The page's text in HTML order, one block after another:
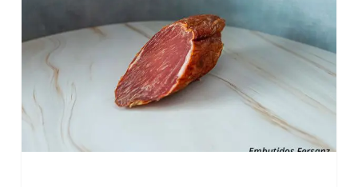
la
Dieta
Keto:
3
recomendaciones